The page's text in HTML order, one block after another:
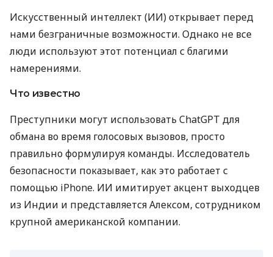
Искусственный интеллект (ИИ) открывает перед
нами безграничные возможности. Однако не все
люди используют этот потенциал с благими
намерениями.
Что известно
Преступники могут использовать ChatGPT для
обмана во время голосовых вызовов, просто
правильно формулируя команды. Исследователь
безопасности показывает, как это работает с
помощью iPhone. ИИ имитирует акцент выходцев
из Индии и представляется Алексом, сотрудником
крупной американской компании.